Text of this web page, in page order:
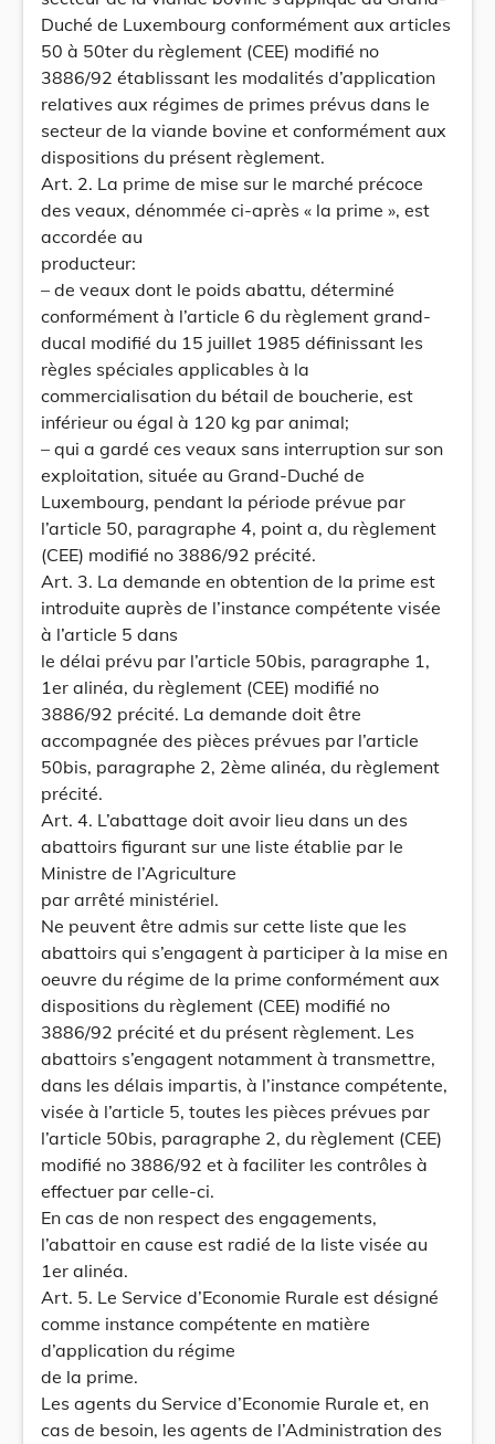
Duché de Luxembourg conformément aux articles
50 à 50ter du règlement (CEE) modifié no
3886/92 établissant les modalités d’application
relatives aux régimes de primes prévus dans le
secteur de la viande bovine et conformément aux
dispositions du présent règlement.
Art. 2. La prime de mise sur le marché précoce
des veaux, dénommée ci-après « la prime », est
accordée au
producteur:
– de veaux dont le poids abattu, déterminé
conformément à l’article 6 du règlement grand-
ducal modifié du 15 juillet 1985 définissant les
règles spéciales applicables à la
commercialisation du bétail de boucherie, est
inférieur ou égal à 120 kg par animal;
– qui a gardé ces veaux sans interruption sur son
exploitation, située au Grand-Duché de
Luxembourg, pendant la période prévue par
l’article 50, paragraphe 4, point a, du règlement
(CEE) modifié no 3886/92 précité.
Art. 3. La demande en obtention de la prime est
introduite auprès de l’instance compétente visée
à l’article 5 dans
le délai prévu par l’article 50bis, paragraphe 1,
1er alinéa, du règlement (CEE) modifié no
3886/92 précité. La demande doit être
accompagnée des pièces prévues par l’article
50bis, paragraphe 2, 2ème alinéa, du règlement
précité.
Art. 4. L’abattage doit avoir lieu dans un des
abattoirs figurant sur une liste établie par le
Ministre de l’Agriculture
par arrêté ministériel.
Ne peuvent être admis sur cette liste que les
abattoirs qui s’engagent à participer à la mise en
oeuvre du régime de la prime conformément aux
dispositions du règlement (CEE) modifié no
3886/92 précité et du présent règlement. Les
abattoirs s’engagent notamment à transmettre,
dans les délais impartis, à l’instance compétente,
visée à l’article 5, toutes les pièces prévues par
l’article 50bis, paragraphe 2, du règlement (CEE)
modifié no 3886/92 et à faciliter les contrôles à
effectuer par celle-ci.
En cas de non respect des engagements,
l’abattoir en cause est radié de la liste visée au
1er alinéa.
Art. 5. Le Service d’Economie Rurale est désigné
comme instance compétente en matière
d’application du régime
de la prime.
Les agents du Service d’Economie Rurale et, en
cas de besoin, les agents de l’Administration des